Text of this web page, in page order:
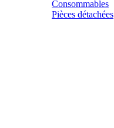
Consommables
Pièces détachées